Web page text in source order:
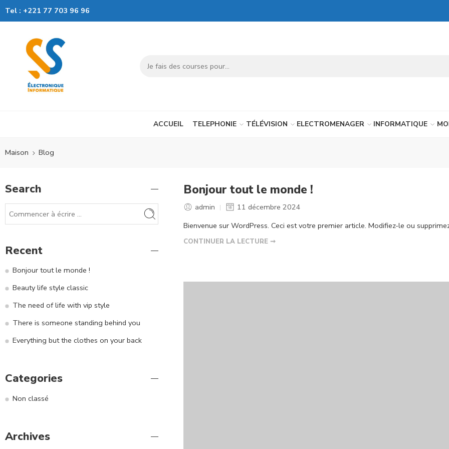
Tel : +221 77 703 96 96
ACCUEIL TELEPHONIE TÉLÉVISION ELECTROMENAGER INFORMATIQUE
Maison Blog
Bonjour tout le monde !
admin
11 décembre 2024
Bienvenue sur WordPress. Ceci est votre premier article. Modifiez-le ou
CONTINUER LA LECTURE ➞
Search
Recent
Bonjour tout le monde !
Beauty life style classic
The need of life with vip style
There is someone standing behind you
Everything but the clothes on your back
Categories
Non classé
Archives